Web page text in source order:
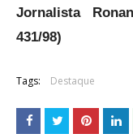
Jornalista
431/98)
Tags: Destaque